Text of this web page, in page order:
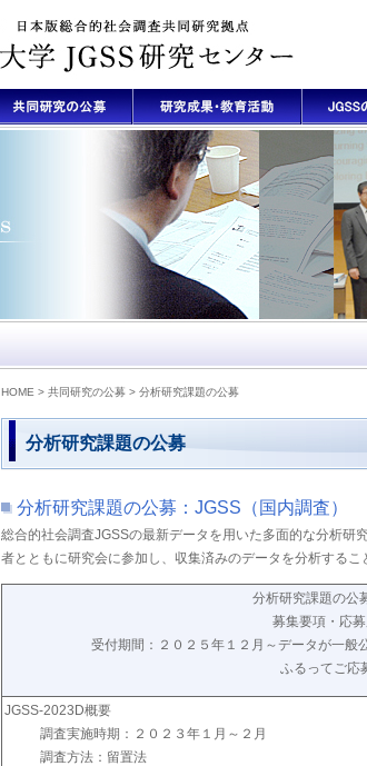
HOME > 共同研究の公募 > 分析研究課題の公募
分析研究課題の公募
分析研究課題の公募：JGSS（国内調査）
総合的社会調査JGSSの最新データを用いた多面的な分析研
者とともに研究会に参加し、収集済みのデータを分析するこ
分析研究課題の公
募集要項・応
受付期間：２０２５年１２月～データが一般
ふるってご応
JGSS-2023D概要
調査実施時期：２０２３年１月～２月
調査方法：留置法